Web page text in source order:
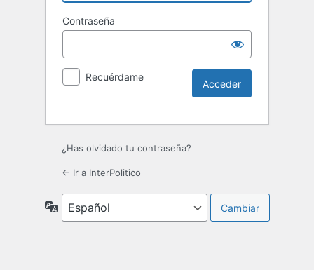
Contraseña
Recuérdame
¿Has olvidado tu contraseña?
← Ir a InterPolitico
Idioma